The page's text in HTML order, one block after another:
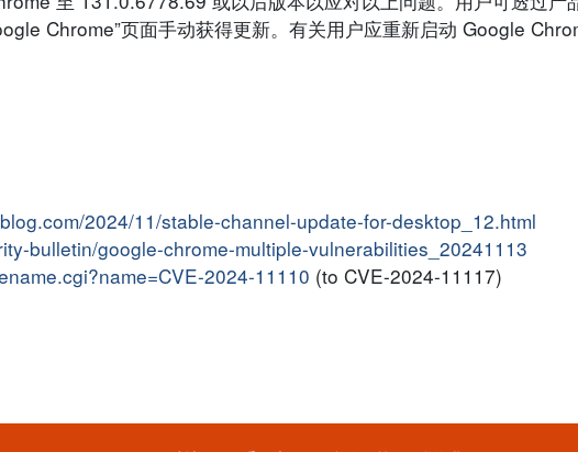
Chrome”页面手动获得更新。有关用户应重新启动 Google
2024/11/stable-channel-update-for-desktop_12.html
bulletin/google-chrome-multiple-vulnerabilities_20241113
2024-11110 (to CVE-2024-11117)